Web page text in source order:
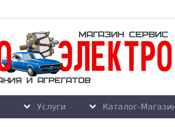
Услуги Каталог-